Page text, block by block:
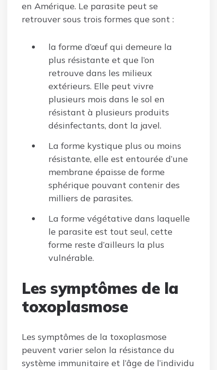
en Amérique. Le parasite peut se
retrouver sous trois formes que sont :
la forme d’œuf qui demeure la
plus résistante et que l’on
retrouve dans les milieux
extérieurs. Elle peut vivre
plusieurs mois dans le sol en
résistant à plusieurs produits
désinfectants, dont la javel.
La forme kystique plus ou moins
résistante, elle est entourée d’une
membrane épaisse de forme
sphérique pouvant contenir des
milliers de parasites.
La forme végétative dans laquelle
le parasite est tout seul, cette
forme reste d’ailleurs la plus
vulnérable.
Les symptômes de la
toxoplasmose
Les symptômes de la toxoplasmose
peuvent varier selon la résistance du
système immunitaire et l’âge de l’individu